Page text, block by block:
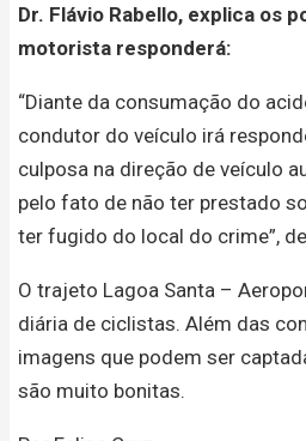
Dr. Flávio Rabello, explica os
motorista responderá:
“Diante da consumação do
condutor do veículo irá
culposa na direção de veículo
pelo fato de não ter prestado
ter fugido do local do crime”,
O trajeto Lagoa Santa –
diária de ciclistas. Além das
imagens que podem ser
são muito bonitas.